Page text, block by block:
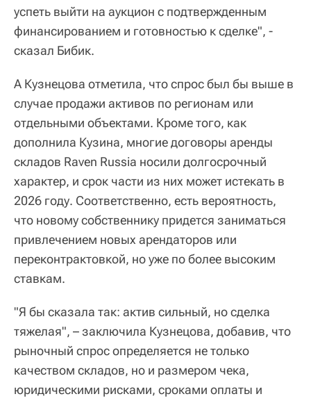
успеть выйти на аукцион с подтвержденным
финансированием и готовностью к сделке", -
сказал Бибик.
А Кузнецова отметила, что спрос был бы выше в
случае продажи активов по регионам или
отдельными объектами. Кроме того, как
дополнила Кузина, многие договоры аренды
складов Raven Russia носили долгосрочный
характер, и срок части из них может истекать в
2026 году. Соответственно, есть вероятность,
что новому собственнику придется заниматься
привлечением новых арендаторов или
переконтрактовкой, но уже по более высоким
ставкам.
"Я бы сказала так: актив сильный, но сделка
тяжелая", – заключила Кузнецова, добавив, что
рыночный спрос определяется не только
качеством складов, но и размером чека,
юридическими рисками, сроками оплаты и